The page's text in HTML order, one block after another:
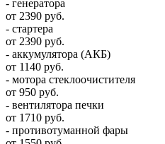
- генератора
от 2390 руб.
- стартера
от 2390 руб.
- аккумулятора (АКБ)
от 1140 руб.
- мотора стеклоочистителя
от 950 руб.
- вентилятора печки
от 1710 руб.
- противотуманной фары